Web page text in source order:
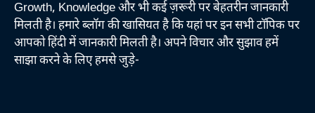
Growth, Knowledge और भी कई ज़रूरी पर बेहतरीन जानकारी
मिलती है। हमारे ब्लॉग की खासियत है कि यहां पर इन सभी टॉपिक पर
आपको हिंदी में जानकारी मिलती है। अपने विचार और सुझाव हमें
साझा करने के लिए हमसे जुड़े-